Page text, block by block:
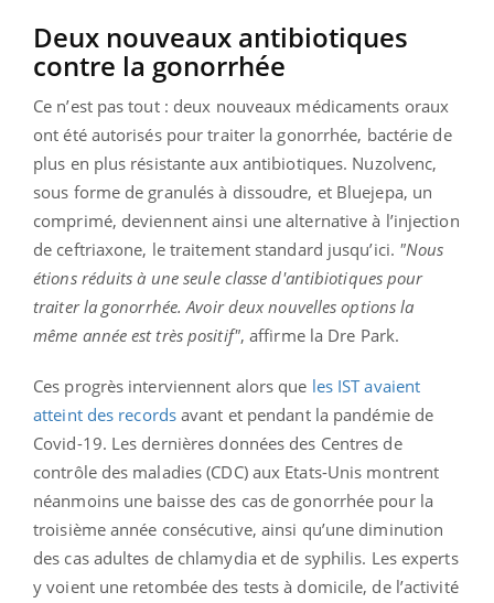
Deux nouveaux antibiotiques
contre la gonorrhée
Ce n’est pas tout : deux nouveaux médicaments oraux
ont été autorisés pour traiter la gonorrhée, bactérie de
plus en plus résistante aux antibiotiques. Nuzolvenc,
sous forme de granulés à dissoudre, et Bluejepa, un
comprimé, deviennent ainsi une alternative à l’injection
de ceftriaxone, le traitement standard jusqu’ici. "Nous
étions réduits à une seule classe d'antibiotiques pour
traiter la gonorrhée. Avoir deux nouvelles options la
même année est très positif", affirme la Dre Park.
Ces progrès interviennent alors que les IST avaient
atteint des recordsavant et pendant la pandémie de
Covid-19. Les dernières données des Centres de
contrôle des maladies (CDC) aux Etats-Unis montrent
néanmoins une baisse des cas de gonorrhée pour la
troisième année consécutive, ainsi qu’une diminution
des cas adultes de chlamydia et de syphilis. Les experts
y voient une retombée des tests à domicile, de l’activité